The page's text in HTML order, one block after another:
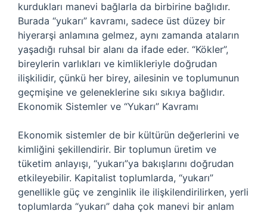
kurdukları manevi bağlarla da birbirine bağlıdır.
Burada “yukarı” kavramı, sadece üst düzey bir
hiyerarşi anlamına gelmez, aynı zamanda ataların
yaşadığı ruhsal bir alanı da ifade eder. “Kökler”,
bireylerin varlıkları ve kimlikleriyle doğrudan
ilişkilidir, çünkü her birey, ailesinin ve toplumunun
geçmişine ve geleneklerine sıkı sıkıya bağlıdır.
Ekonomik Sistemler ve “Yukarı” Kavramı
Ekonomik sistemler de bir kültürün değerlerini ve
kimliğini şekillendirir. Bir toplumun üretim ve
tüketim anlayışı, “yukarı”ya bakışlarını doğrudan
etkileyebilir. Kapitalist toplumlarda, “yukarı”
genellikle güç ve zenginlik ile ilişkilendirilirken, yerli
toplumlarda “yukarı” daha çok manevi bir anlam